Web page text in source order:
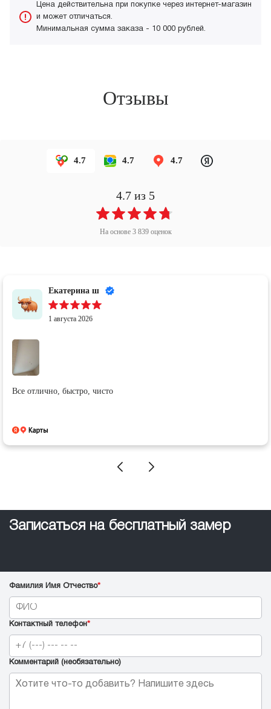
Цена действительна при покупке через интернет-магазин
и может отличаться.
Минимальная сумма заказа - 10 000 рублей.
Отзывы
4.7 4.7 4.7
4.7 из 5
На основе 3 839оценок
Екатерина ш
1 августа 2026
Все отлично, быстро, чисто
Записаться на бесплатный замер
Фамилия Имя Отчество*
Контактный телефон*
Комментарий (необязательно)